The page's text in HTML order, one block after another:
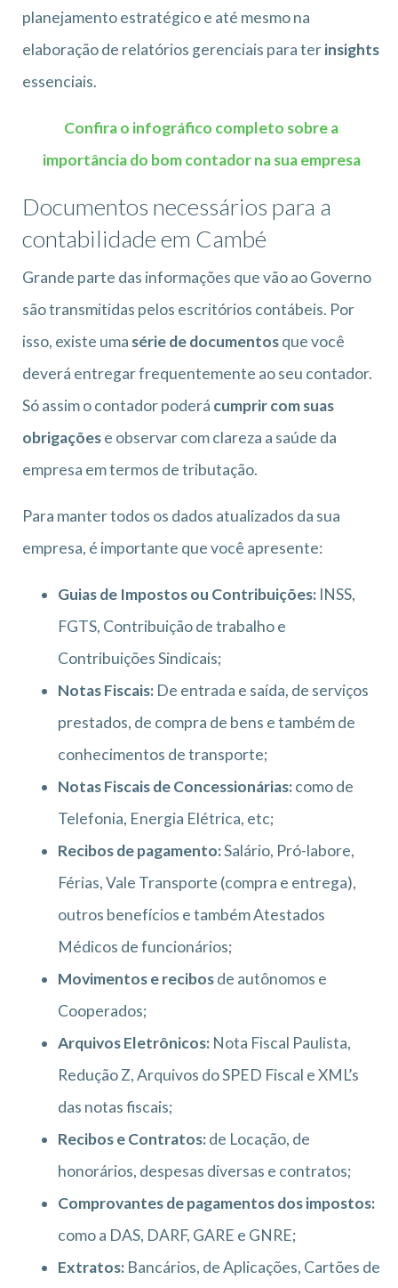
planejamento estratégico e até mesmo na
elaboração de relatórios gerenciais para terinsights
essenciais.
Confira o infográfico completo sobre a
importância do bom contador na sua empresa
Documentos necessários para a
contabilidade em Cambé
Grande parte das informações que vão ao Governo
são transmitidas pelos escritórios contábeis. Por
isso, existe uma série de documentosque você
deverá entregar frequentemente ao seu contador.
Só assim o contador poderá cumprir com suas
obrigaçõese observar com clareza a saúde da
empresa em termos de tributação.
Para manter todos os dados atualizados da sua
empresa, é importante que você apresente:
Guias de Impostos ou Contribuições: INSS,
FGTS, Contribuição de trabalho e
Contribuições Sindicais;
Notas Fiscais: De entrada e saída, de serviços
prestados, de compra de bens e também de
conhecimentos de transporte;
Notas Fiscais de Concessionárias:como de
Telefonia, Energia Elétrica, etc;
Recibos de pagamento:Salário, Pró-labore,
Férias, Vale Transporte (compra e entrega),
outros benefícios e também Atestados
Médicos de funcionários;
Movimentos e recibosde autônomos e
Cooperados;
Arquivos Eletrônicos: Nota Fiscal Paulista,
Redução Z, Arquivos do SPED Fiscal e XML’s
das notas fiscais;
Recibos e Contratos:de Locação, de
honorários, despesas diversas e contratos;
Comprovantes de pagamentos dos impostos:
como a DAS, DARF, GARE e GNRE;
Extratos: Bancários, de Aplicações, Cartões de